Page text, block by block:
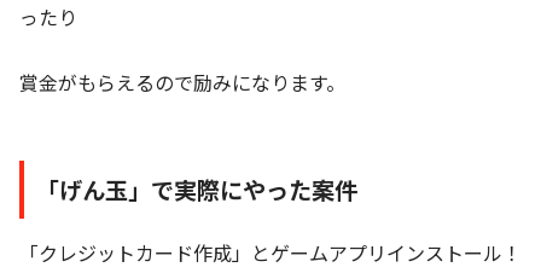
ったり
賞金がもらえるので励みになります。
「げん玉」で実際にやった案件
「クレジットカード作成」とゲームアプリインストール！